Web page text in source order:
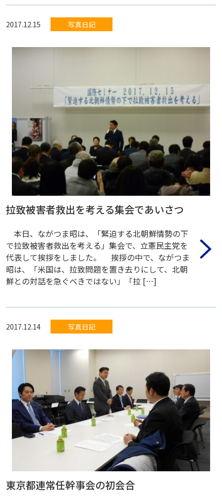
2017.12.15 写真日記
拉致被害者救出を考える集会であいさつ
本日、ながつま昭は、「緊迫する北朝鮮情勢の下
で拉致被害者救出を考える」集会で、立憲民主党を
代表して挨拶をしました。 挨拶の中で、ながつま
昭は、「米国は、拉致問題を置き去りにして、北朝
鮮との対話を急ぐべきではない」「拉 […]
2017.12.14 写真日記
東京都連常任幹事会の初会合